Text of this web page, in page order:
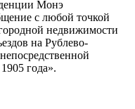
Монэ
с любой точкой
недвижимости
на Рублево-
года».